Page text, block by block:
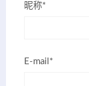
昵称*
E-mail*